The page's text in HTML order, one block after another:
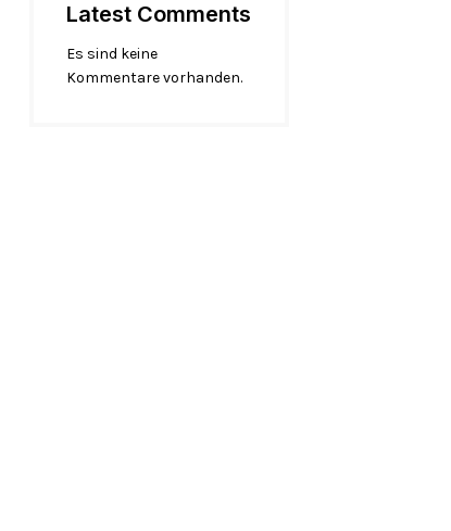
Latest Comments
Es sind keine
Kommentare vorhanden.